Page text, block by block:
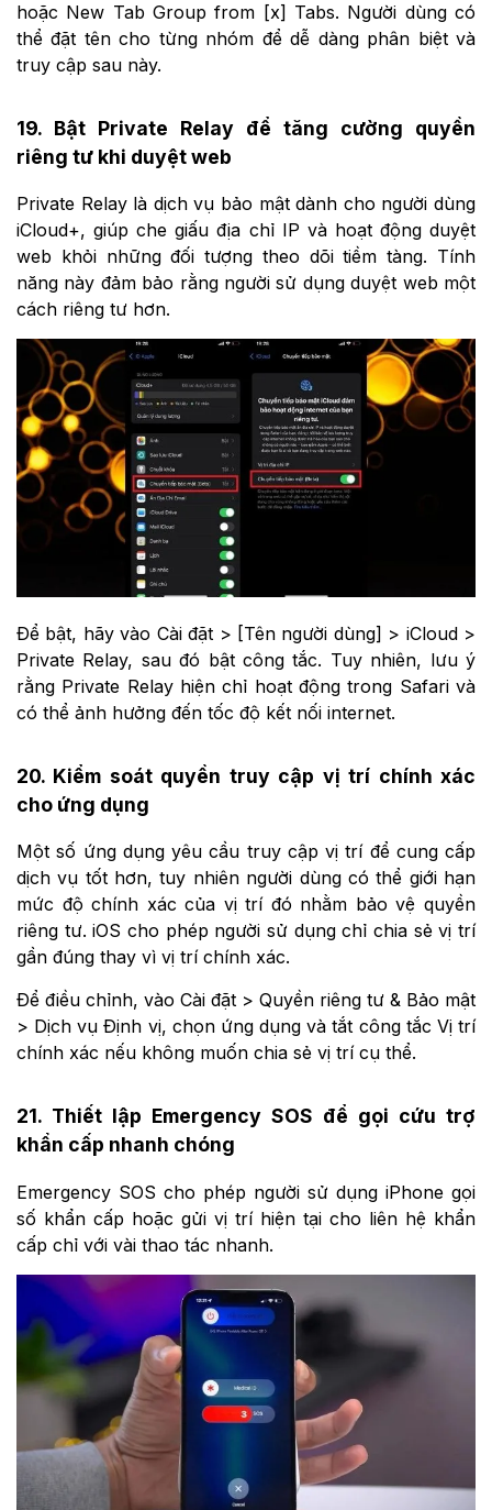
hoặc New Tab Group from [x] Tabs. Người dùng có
thể đặt tên cho từng nhóm để dễ dàng phân biệt và
truy cập sau này.
19. Bật Private Relay để tăng cường quyền
riêng tư khi duyệt web
Private Relay là dịch vụ bảo mật dành cho người dùng
iCloud+, giúp che giấu địa chỉ IP và hoạt động duyệt
web khỏi những đối tượng theo dõi tiềm tàng. Tính
năng này đảm bảo rằng người sử dụng duyệt web một
cách riêng tư hơn.
Để bật, hãy vào Cài đặt > [Tên người dùng] > iCloud >
Private Relay, sau đó bật công tắc. Tuy nhiên, lưu ý
rằng Private Relay hiện chỉ hoạt động trong Safari và
có thể ảnh hưởng đến tốc độ kết nối internet.
20. Kiểm soát quyền truy cập vị trí chính xác
cho ứng dụng
Một số ứng dụng yêu cầu truy cập vị trí để cung cấp
dịch vụ tốt hơn, tuy nhiên người dùng có thể giới hạn
mức độ chính xác của vị trí đó nhằm bảo vệ quyền
riêng tư. iOS cho phép người sử dụng chỉ chia sẻ vị trí
gần đúng thay vì vị trí chính xác.
Để điều chỉnh, vào Cài đặt > Quyền riêng tư & Bảo mật
> Dịch vụ Định vị, chọn ứng dụng và tắt công tắc Vị trí
chính xác nếu không muốn chia sẻ vị trí cụ thể.
21. Thiết lập Emergency SOS để gọi cứu trợ
khẩn cấp nhanh chóng
Emergency SOS cho phép người sử dụng iPhone gọi
số khẩn cấp hoặc gửi vị trí hiện tại cho liên hệ khẩn
cấp chỉ với vài thao tác nhanh.